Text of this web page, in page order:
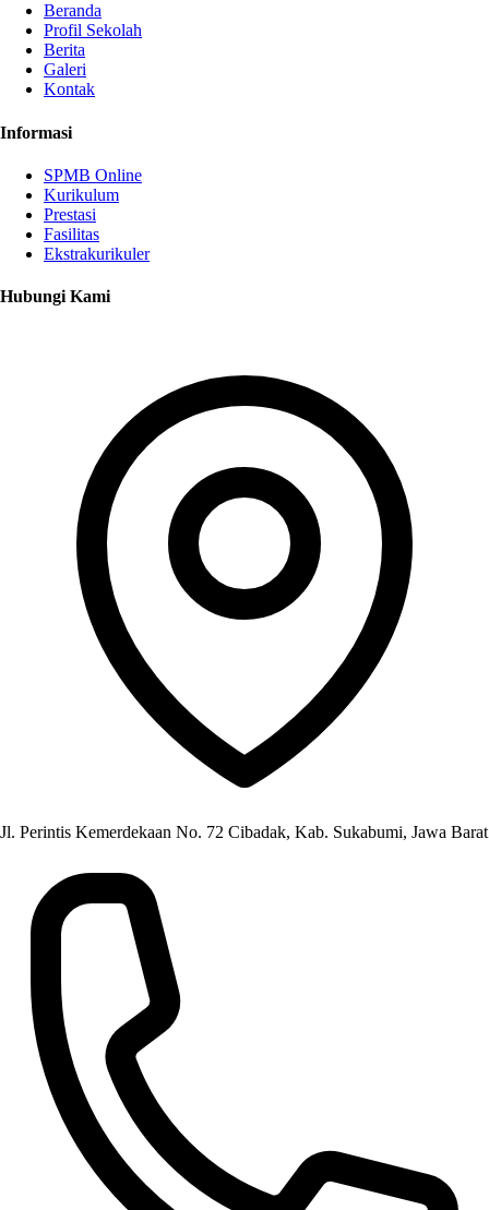
Beranda
Profil Sekolah
Berita
Galeri
Kontak
Informasi
SPMB Online
Kurikulum
Prestasi
Fasilitas
Ekstrakurikuler
Hubungi Kami
Jl. Perintis Kemerdekaan No. 72 Cibadak, Kab. Sukabumi, Jawa Barat